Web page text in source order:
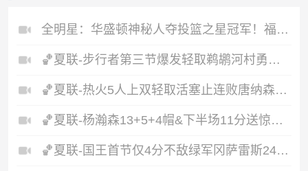
全明星：华盛顿神秘人夺投篮之星冠军！福德夺得三分大赛冠军！
🏀夏联-步行者第三节爆发轻取鹈鹕河村勇辉5+5+12斯劳森22分
🏀夏联-热火5人上双轻取活塞止连败唐纳森20+8+10奥科里27分
🏀夏联-杨瀚森13+5+4帽&下半场11分送惊艳妙传开拓者力克掘金
🏀夏联-国王首节仅4分不敌绿军冈萨雷斯24+10+5塞纳克10+12